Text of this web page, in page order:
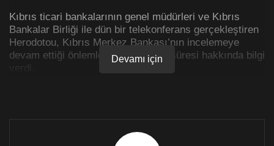
Kıbrıs ticari bankalarının genel müdürleri ve Kıbrıs
Bankalar Birliği ile dün bir telekonferans gerçekleştiren
Herodotou, Kıbrıs Merkez Bankası’nın incelemeye
devam ettiği önlemlerin uygulanma süresi hakkında bilgi
verdi.
Devamı için